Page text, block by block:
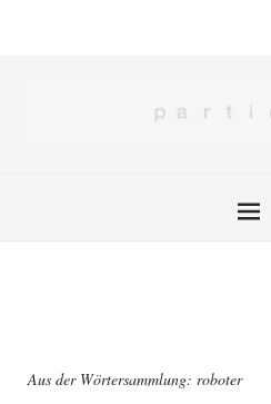
Aus der Wörtersammlung: roboter